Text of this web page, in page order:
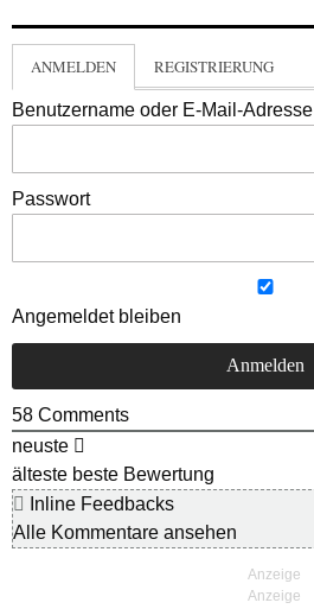
ANMELDEN REGISTRIERUNG
Benutzername oder E-Mail-Adresse
Passwort
Angemeldet bleiben
58 Comments
neuste
älteste beste Bewertung
Inline Feedbacks
Alle Kommentare ansehen